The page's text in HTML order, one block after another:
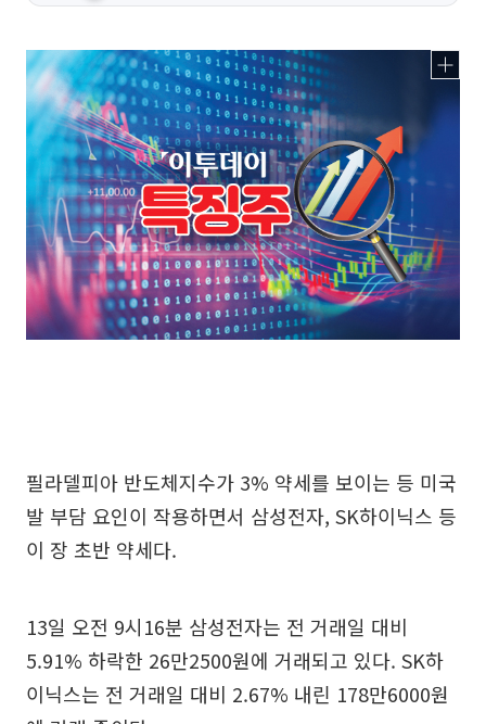
필라델피아 반도체지수가 3% 약세를 보이는 등 미국
발 부담 요인이 작용하면서 삼성전자, SK하이닉스 등
이 장 초반 약세다.
13일 오전 9시16분 삼성전자는 전 거래일 대비
5.91% 하락한 26만2500원에 거래되고 있다. SK하
이닉스는 전 거래일 대비 2.67% 내린 178만6000원